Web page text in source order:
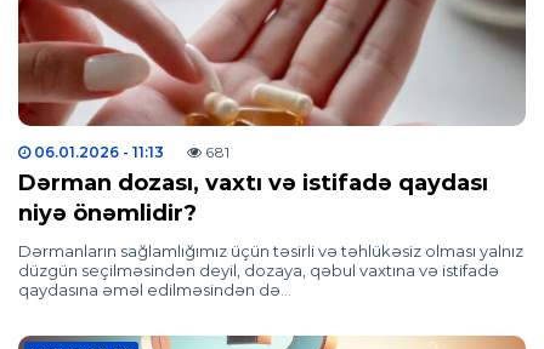
06.01.2026 - 11:13 681
Dərman dozası, vaxtı və istifadə qaydası
niyə önəmlidir?
Dərmanların sağlamlığımız üçün təsirli və təhlükəsiz olması yalnız
düzgün seçilməsindən deyil, dozaya, qəbul vaxtına və istifadə
qaydasına əməl edilməsindən də…